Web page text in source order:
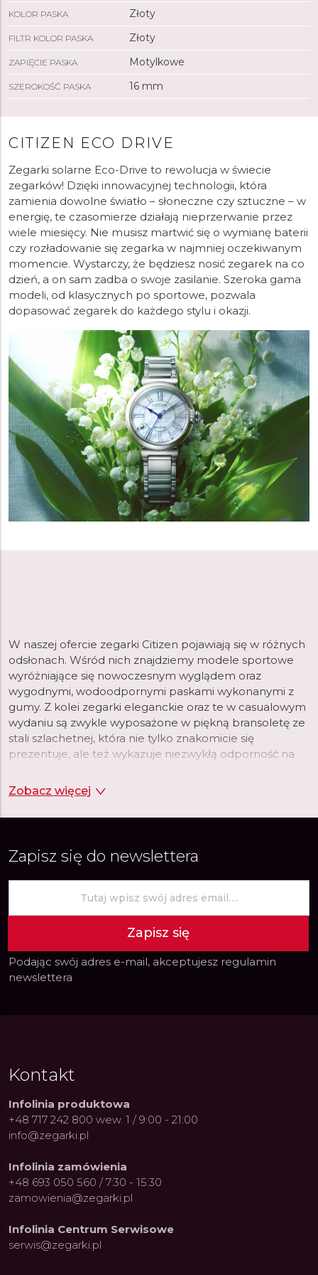
KOLOR PASKA Złoty
FILTR KOLOR PASKA Złoty
ZAPIĘCIE PASKA Motylkowe
SZEROKOŚĆ PASKA 16 mm
CITIZEN ECO DRIVE
Zegarki solarne Eco-Drive to rewolucja w świecie
zegarków! Dzięki innowacyjnej technologii, która
zamienia dowolne światło – słoneczne czy sztuczne – w
energię, te czasomierze działają nieprzerwanie przez
wiele miesięcy. Nie musisz martwić się o wymianę baterii
czy rozładowanie się zegarka w najmniej oczekiwanym
momencie. Wystarczy, że będziesz nosić zegarek na co
dzień, a on sam zadba o swoje zasilanie. Szeroka gama
modeli, od klasycznych po sportowe, pozwala
dopasować zegarek do każdego stylu i okazji.
W naszej ofercie zegarki Citizen pojawiają się w różnych
odsłonach. Wśród nich znajdziemy modele sportowe
wyróżniające się nowoczesnym wyglądem oraz
wygodnymi, wodoodpornymi paskami wykonanymi z
gumy. Z kolei zegarki eleganckie oraz te w casualowym
wydaniu są zwykle wyposażone w piękną bransoletę ze
stali szlachetnej, która nie tylko znakomicie się
prezentuje, ale też wykazuje niezwykłą odporność na
również tarcze tworzone przez markę Citizen. Wśród
nich nie brakuje dużych, czytelnych tarcz, na których
nierzadko umieszczone są chronografy, datowniki czy
Zobacz więcej
Zapisz się do newslettera
Zapisz się
Podając swój adres e-mail, akceptujesz regulamin
newslettera
Kontakt
Infolinia produktowa
+48 717 242 800 wew. 1 / 9:00 - 21:00
info@zegarki.pl
Infolinia zamówienia
+48 693 050 560 / 7:30 - 15:30
zamowienia@zegarki.pl
Infolinia Centrum Serwisowe
serwis@zegarki.pl